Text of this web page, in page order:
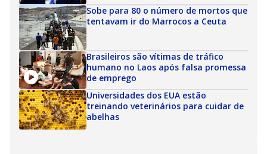
Sobe para 80 o número de mortos que
tentavam ir do Marrocos a Ceuta
Brasileiros são vítimas de tráfico
humano no Laos após falsa promessa
de emprego
Universidades dos EUA estão
treinando veterinários para cuidar de
abelhas